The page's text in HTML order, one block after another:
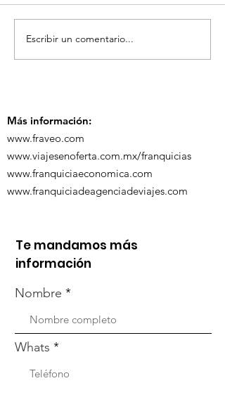
TourTravelynByFraveo
participó en la
Escribir un comentario...
Más información:
www.fraveo.com
www.viajesenoferta.com.mx/franquicias
www.franquiciaeconomica.com
www.franquiciadeagenciadeviajes.com
Te mandamos más
información
Nombre
Whats